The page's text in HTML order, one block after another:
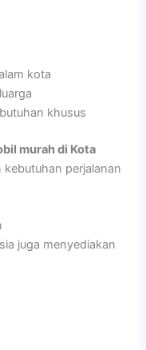
kota
khusus
murah di Kota
perjalanan
juga menyediakan